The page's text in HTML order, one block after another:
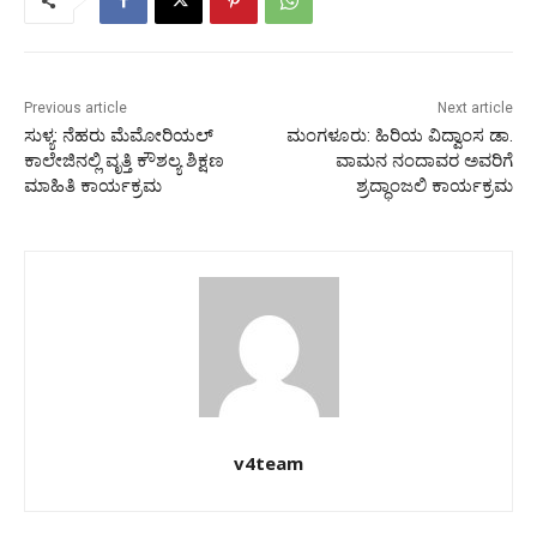
Previous article
ಸುಳ್ಯ: ನೆಹರು ಮೆಮೋರಿಯಲ್
ಕಾಲೇಜಿನಲ್ಲಿ ವೃತ್ತಿ ಕೌಶಲ್ಯ ಶಿಕ್ಷಣ
ಮಾಹಿತಿ ಕಾರ್ಯಕ್ರಮ
Next article
ಮಂಗಳೂರು: ಹಿರಿಯ ವಿದ್ವಾಂಸ ಡಾ.
ವಾಮನ ನಂದಾವರ ಅವರಿಗೆ
ಶ್ರದ್ಧಾಂಜಲಿ ಕಾರ್ಯಕ್ರಮ
v4team